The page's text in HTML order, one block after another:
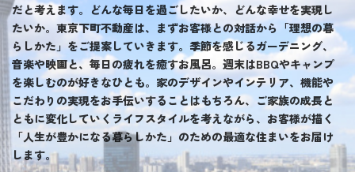
だと考えます。どんな毎日を過ごしたいか、どんな幸せを実現し
たいか。東京下町不動産は、まずお客様との対話から「理想の暮
らしかた」をご提案していきます。季節を感じるガーデニング、
音楽や映画と、毎日の疲れを癒すお風呂。週末はBBQやキャンプ
を楽しむのが好きなひとも。家のデザインやインテリア、機能や
こだわりの実現をお手伝いすることはもちろん、ご家族の成長と
ともに変化していくライフスタイルを考えながら、お客様が描く
「人生が豊かになる暮らしかた」のための最適な住まいをお届け
します。